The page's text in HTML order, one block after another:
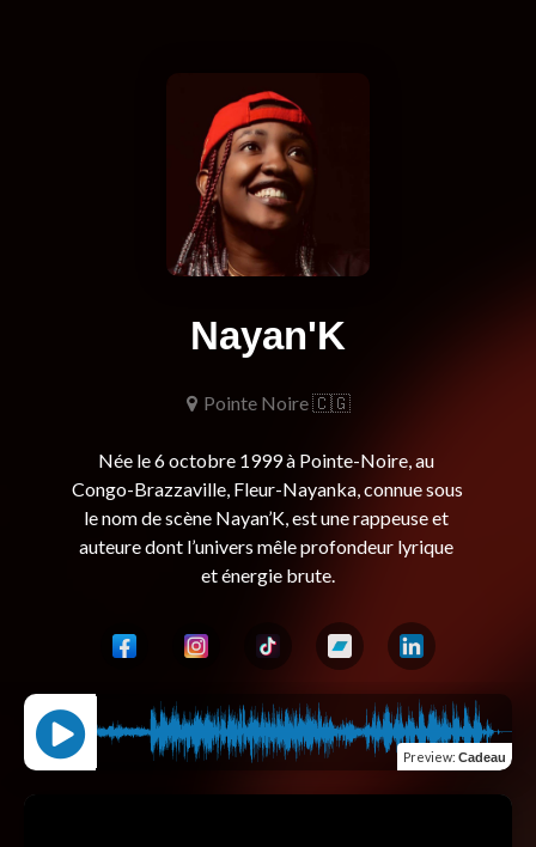
Nayan'K
Pointe Noire 🇨🇬
Née le 6 octobre 1999 à Pointe-Noire, au
Congo-Brazzaville, Fleur-Nayanka, connue sous
le nom de scène Nayan’K, est une rappeuse et
auteure dont l’univers mêle profondeur lyrique
Preview: Cadeau